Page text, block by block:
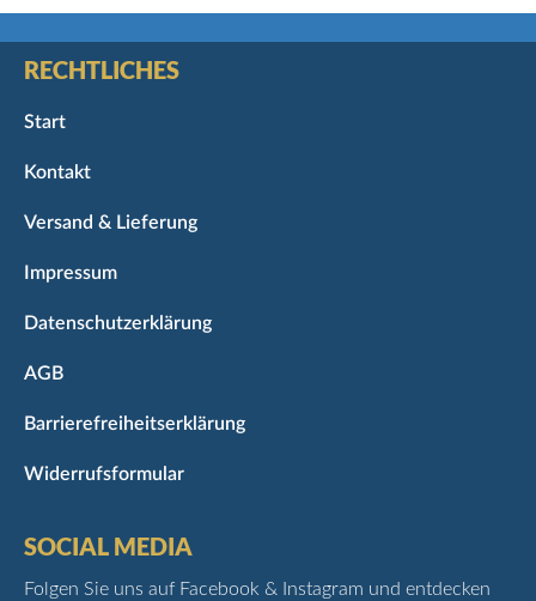
RECHTLICHES
Start
Kontakt
Versand & Lieferung
Impressum
Datenschutzerklärung
AGB
Barrierefreiheitserklärung
Widerrufsformular
SOCIAL MEDIA
Folgen Sie uns auf Facebook & Instagram und entdecken